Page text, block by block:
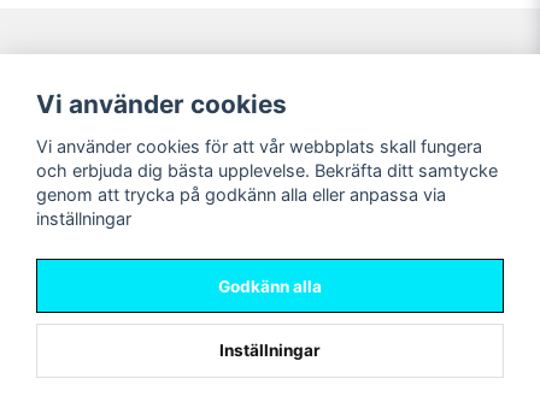
Navigering
Nyheter!
Förbeställning
Mitt konto
Logga in
Registrera dig
Glömt lösenord?
Sociala medier
Vi använder cookies
Vi använder cookies för att vår webbplats skall fungera
och erbjuda dig bästa upplevelse. Bekräfta ditt samtycke
genom att trycka på godkänn alla eller anpassa via
inställningar
Godkänn alla
Inställningar